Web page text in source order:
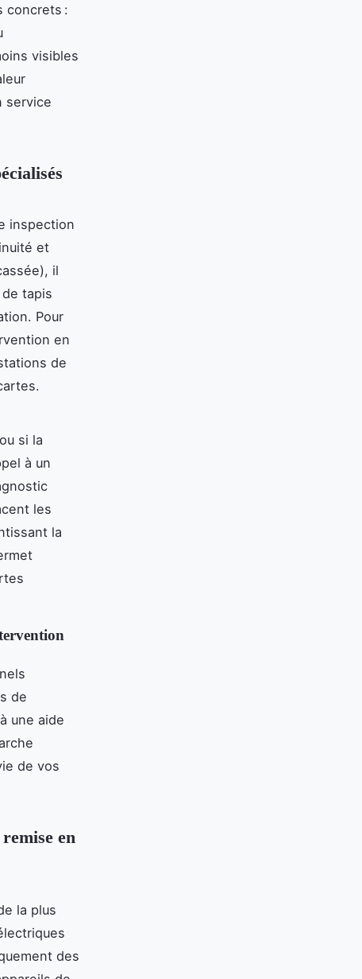
concrets :
visibles
service
inspection
et
il
tapis
Pour
en
de
si la
à un
les
la
de
une aide
de vos
en
la plus
des